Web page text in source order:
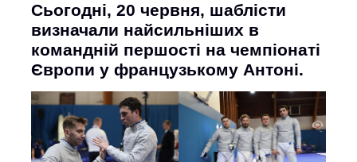
Сьогодні, 20 червня, шаблісти
визначали найсильніших в
командній першості на чемпіонаті
Європи у французькому Антоні.